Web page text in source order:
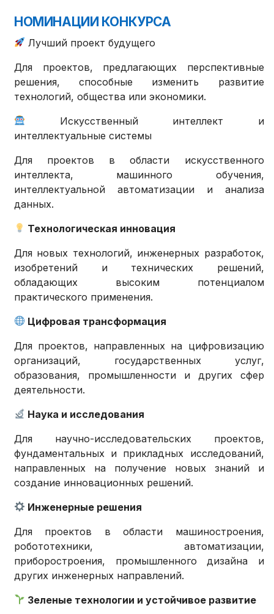
НОМИНАЦИИ КОНКУРСА
Лучший проект будущего
Для проектов, предлагающих перспективные
решения, способные изменить развитие
технологий, общества или экономики.
Искусственный интеллект и
интеллектуальные системы
Для проектов в области искусственного
интеллекта, машинного обучения,
интеллектуальной автоматизации и анализа
данных.
Технологическая инновация
Для новых технологий, инженерных разработок,
изобретений и технических решений,
обладающих высоким потенциалом
практического применения.
Цифровая трансформация
Для проектов, направленных на цифровизацию
организаций, государственных услуг,
образования, промышленности и других сфер
деятельности.
Наука и исследования
Для научно-исследовательских проектов,
фундаментальных и прикладных исследований,
направленных на получение новых знаний и
создание инновационных решений.
Инженерные решения
Для проектов в области машиностроения,
робототехники, автоматизации,
приборостроения, промышленного дизайна и
других инженерных направлений.
Зеленые технологии и устойчивое развитие